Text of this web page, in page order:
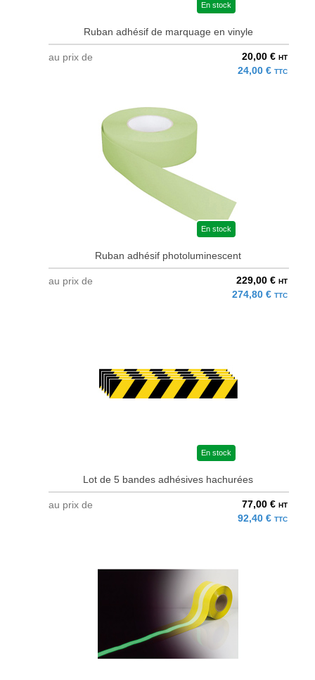
En stock
Ruban adhésif de marquage en vinyle
au prix de 20,00 € HT
24,00 € TTC
En stock
Ruban adhésif photoluminescent
au prix de 229,00 € HT
274,80 € TTC
En stock
Lot de 5 bandes adhésives hachurées
au prix de 77,00 € HT
92,40 € TTC